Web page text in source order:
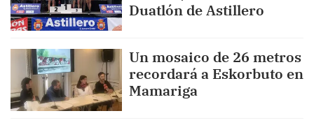
Duatlón de Astillero
Un mosaico de 26 metros
recordará a Eskorbuto en
Mamariga